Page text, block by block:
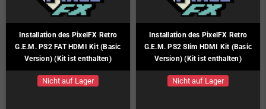
Installation des PixelFX Retro
G.E.M. PS2 FAT HDMI Kit (Basic
Version) (Kit ist enthalten)
Nicht auf Lager
Installation des PixelFX Retro
G.E.M. PS2 Slim HDMI Kit (Basic
Version) (Kit ist enthalten)
Nicht auf Lager